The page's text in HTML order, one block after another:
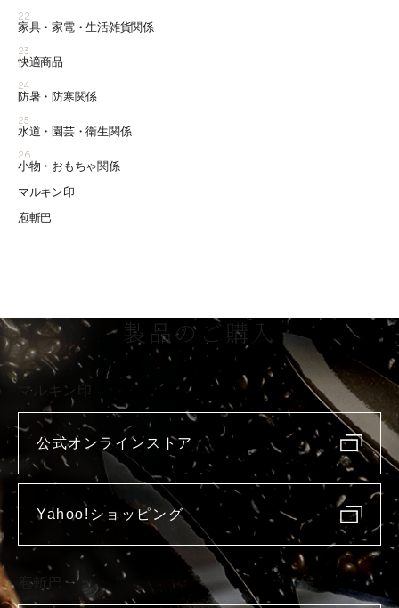
22
家具・家電・生活雑貨関係
23
快適商品
24
防暑・防寒関係
25
水道・園芸・衛生関係
26
小物・おもちゃ関係
マルキン印
庖斬巴
製品のご購入
マルキン印
公式オンラインストア
Yahoo!ショッピング
庖斬巴